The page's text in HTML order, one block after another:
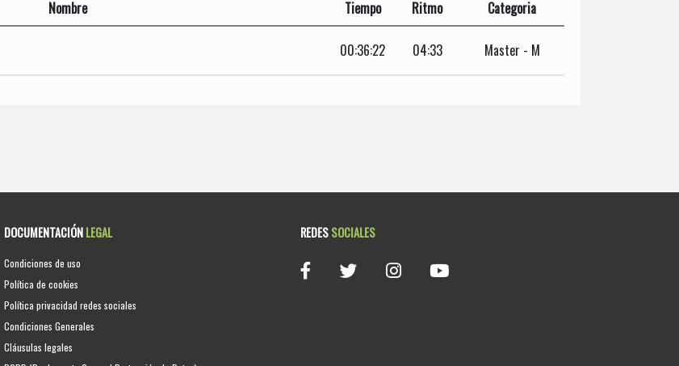
Nombre Tiempo Ritmo Categoria
00:36:22 04:33 Master - M
DOCUMENTACIÓNLEGAL
Condiciones de uso
Política de cookies
Política privacidad redes sociales
Condiciones Generales
Cláusulas legales
REDESSOCIALES